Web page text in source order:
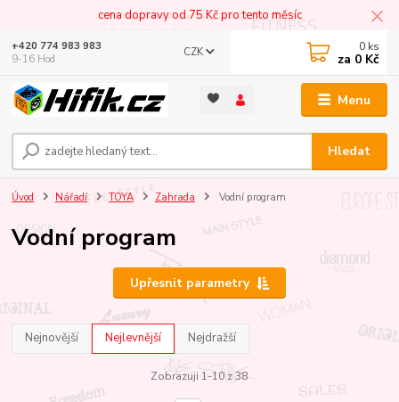
cena dopravy od 75 Kč pro tento měsíc
Menu
CZK
Hledat
+420 774 983 983
9-16 Hod
0 ks
za 0 Kč
Úvod Nářadí TOYA Zahrada Vodní program
Vodní program
Upřesnit parametry
Nejnovější Nejlevnější Nejdražší
Zobrazuji 1-10 z 38